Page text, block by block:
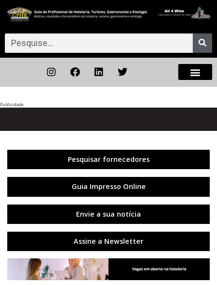
Publicidade
Pesquisar fornecedores
Guia Impresso Online
Envie a sua notícia
Assine a Newsletter